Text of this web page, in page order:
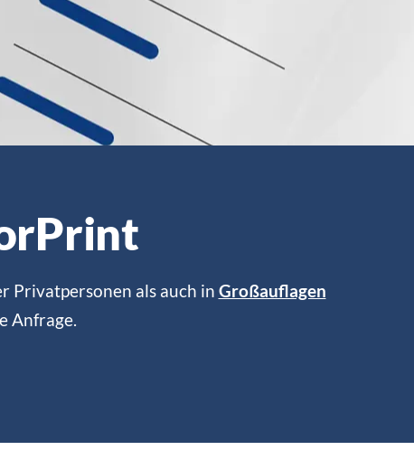
Privatpersonen als auch in Großauflagen
Anfrage.